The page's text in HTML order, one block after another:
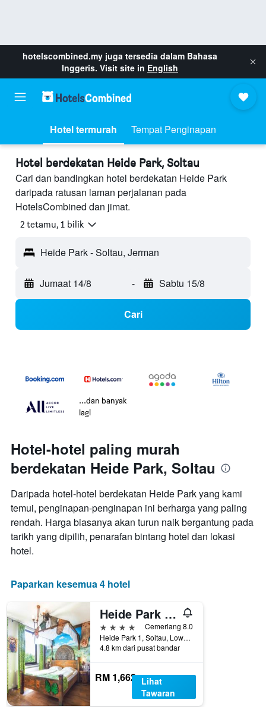
hotelscombined.my juga tersedia dalam Bahasa
Inggeris. Visit site in English
Hotel termurah Tempat Penginapan
Hotel berdekatan Heide Park, Soltau
Cari dan bandingkan hotel berdekatan Heide Park
daripada ratusan laman perjalanan pada
HotelsCombined dan jimat.
2 tetamu, 1 bilik
Heide Park - Soltau, Jerman
Jumaat 14/8 - Sabtu 15/8
Cari
...dan banyak
lagi
Hotel-hotel paling murah
berdekatan Heide Park, Soltau
Daripada hotel-hotel berdekatan Heide Park yang kami
temui, penginapan-penginapan ini berharga yang paling
rendah. Harga biasanya akan turun naik bergantung pada
tarikh yang dipilih, penarafan bintang hotel dan lokasi
hotel.
Paparkan kesemua 4 hotel
Heide Park Abenteuerhotel
4 bintang
Cemerlang 8.0
Heide Park 1, Soltau, Lower Saxony, Jerman
4.8 km dari pusat bandar
RM 1,662 Lihat
Tawaran